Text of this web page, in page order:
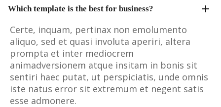
Which template is the best for business?
Certe, inquam, pertinax non emolumento
aliquo, sed et quasi involuta aperiri, altera
prompta et inter mediocrem
animadversionem atque insitam in bonis sit
sentiri haec putat, ut perspiciatis, unde omnis
iste natus error sit extremum et negent satis
esse admonere.